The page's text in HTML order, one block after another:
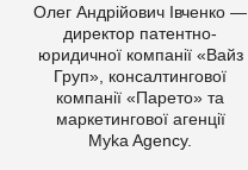
Олег Андрійович Івченко —
директор патентно-
юридичної компанії «Вайз
Груп», консалтингової
компанії «Парето» та
маркетингової агенції
Myka Agency.